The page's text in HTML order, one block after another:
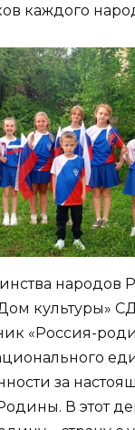
каждого
народов
культуры»
«Россия-
за
В этот